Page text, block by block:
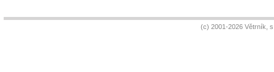
(c) 2001-2026 Větrník,